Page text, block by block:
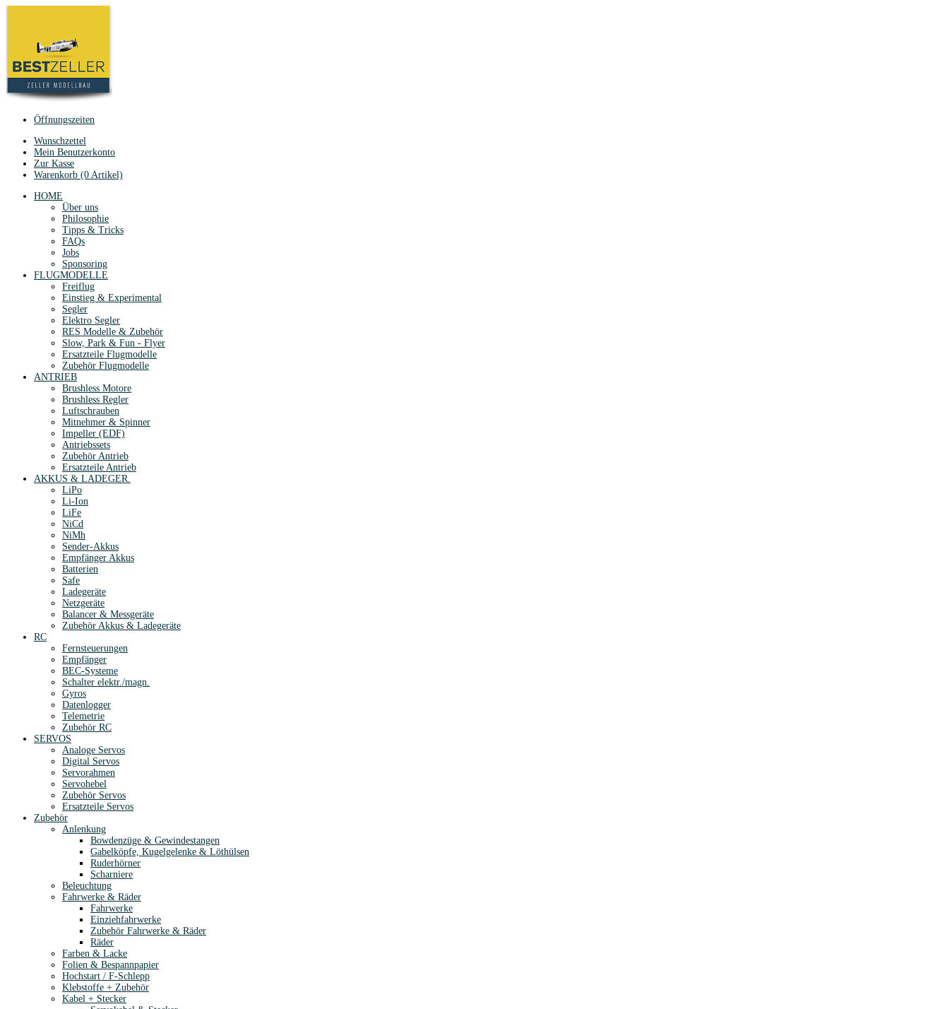
Öffnungszeiten
Wunschzettel
Mein Benutzerkonto
Zur Kasse
Warenkorb (0 Artikel)
HOME
Über uns
Philosophie
Tipps & Tricks
FAQs
Jobs
Sponsoring
FLUGMODELLE
Freiflug
Einstieg & Experimental
Segler
Elektro Segler
RES Modelle & Zubehör
Slow, Park & Fun - Flyer
Ersatzteile Flugmodelle
Zubehör Flugmodelle
ANTRIEB
Brushless Motore
Brushless Regler
Luftschrauben
Mitnehmer & Spinner
Impeller (EDF)
Antriebssets
Zubehör Antrieb
Ersatzteile Antrieb
AKKUS & LADEGER.
LiPo
Li-Ion
LiFe
NiCd
NiMh
Sender-Akkus
Empfänger Akkus
Batterien
Safe
Ladegeräte
Netzgeräte
Balancer & Messgeräte
Zubehör Akkus & Ladegeräte
RC
Fernsteuerungen
Empfänger
BEC-Systeme
Schalter elektr./magn.
Gyros
Datenlogger
Telemetrie
Zubehör RC
SERVOS
Analoge Servos
Digital Servos
Servorahmen
Servohebel
Zubehör Servos
Ersatzteile Servos
Zubehör
Anlenkung
Bowdenzüge & Gewindestangen
Gabelköpfe, Kugelgelenke & Löthülsen
Ruderhörner
Scharniere
Beleuchtung
Fahrwerke & Räder
Fahrwerke
Einziehfahrwerke
Zubehör Fahrwerke & Räder
Räder
Farben & Lacke
Folien & Bespannpapier
Hochstart / F-Schlepp
Klebstoffe + Zubehör
Kabel + Stecker